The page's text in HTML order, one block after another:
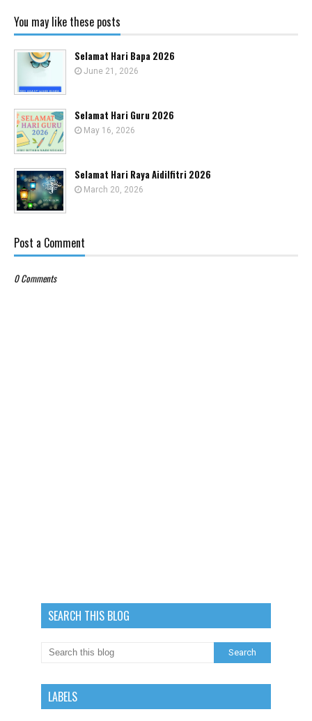
You may like these posts
Selamat Hari Bapa 2026
June 21, 2026
Selamat Hari Guru 2026
May 16, 2026
Selamat Hari Raya Aidilfitri 2026
March 20, 2026
Post a Comment
0 Comments
SEARCH THIS BLOG
LABELS